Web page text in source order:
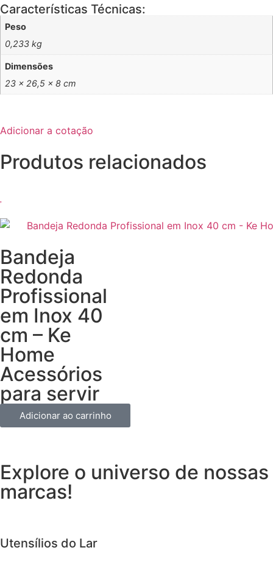
Características Técnicas:
Peso
0,233 kg
Dimensões
23 × 26,5 × 8 cm
Adicionar a cotação
Produtos relacionados
Bandeja
Redonda
Profissional
em Inox 40
cm – Ke
Home
Acessórios
para servir
Adicionar ao carrinho
Explore o universo de nossas
marcas!
Utensílios do Lar